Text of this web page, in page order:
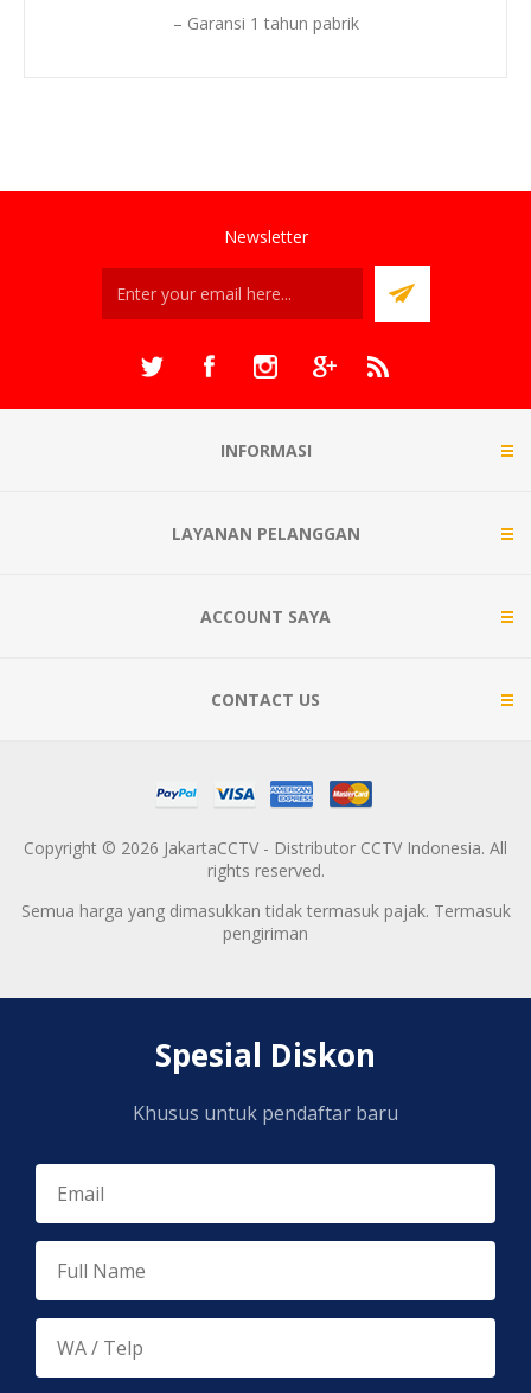
– Garansi 1 tahun pabrik
Newsletter
INFORMASI
LAYANAN PELANGGAN
ACCOUNT SAYA
CONTACT US
Copyright © 2026 JakartaCCTV - Distributor CCTV Indonesia. All
rights reserved.
Semua harga yang dimasukkan tidak termasuk pajak. Termasuk
pengiriman
Spesial Diskon
Khusus untuk pendaftar baru